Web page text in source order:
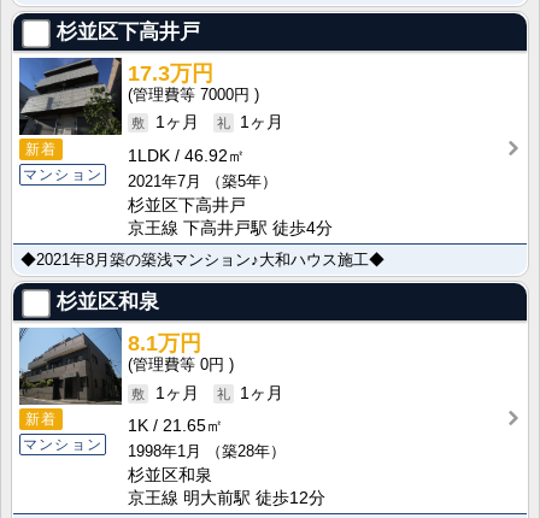
杉並区下高井戸
新着
マンション
17.3万円
7000円
1ヶ月
1ヶ月
1LDK
46.92㎡
2021年7月
（築5年）
杉並区下高井戸
京王線 下高井戸駅 徒歩4分
◆2021年8月築の築浅マンション♪大和ハウス施工◆
杉並区和泉
新着
マンション
8.1万円
0円
1ヶ月
1ヶ月
1K
21.65㎡
1998年1月
（築28年）
杉並区和泉
京王線 明大前駅 徒歩12分